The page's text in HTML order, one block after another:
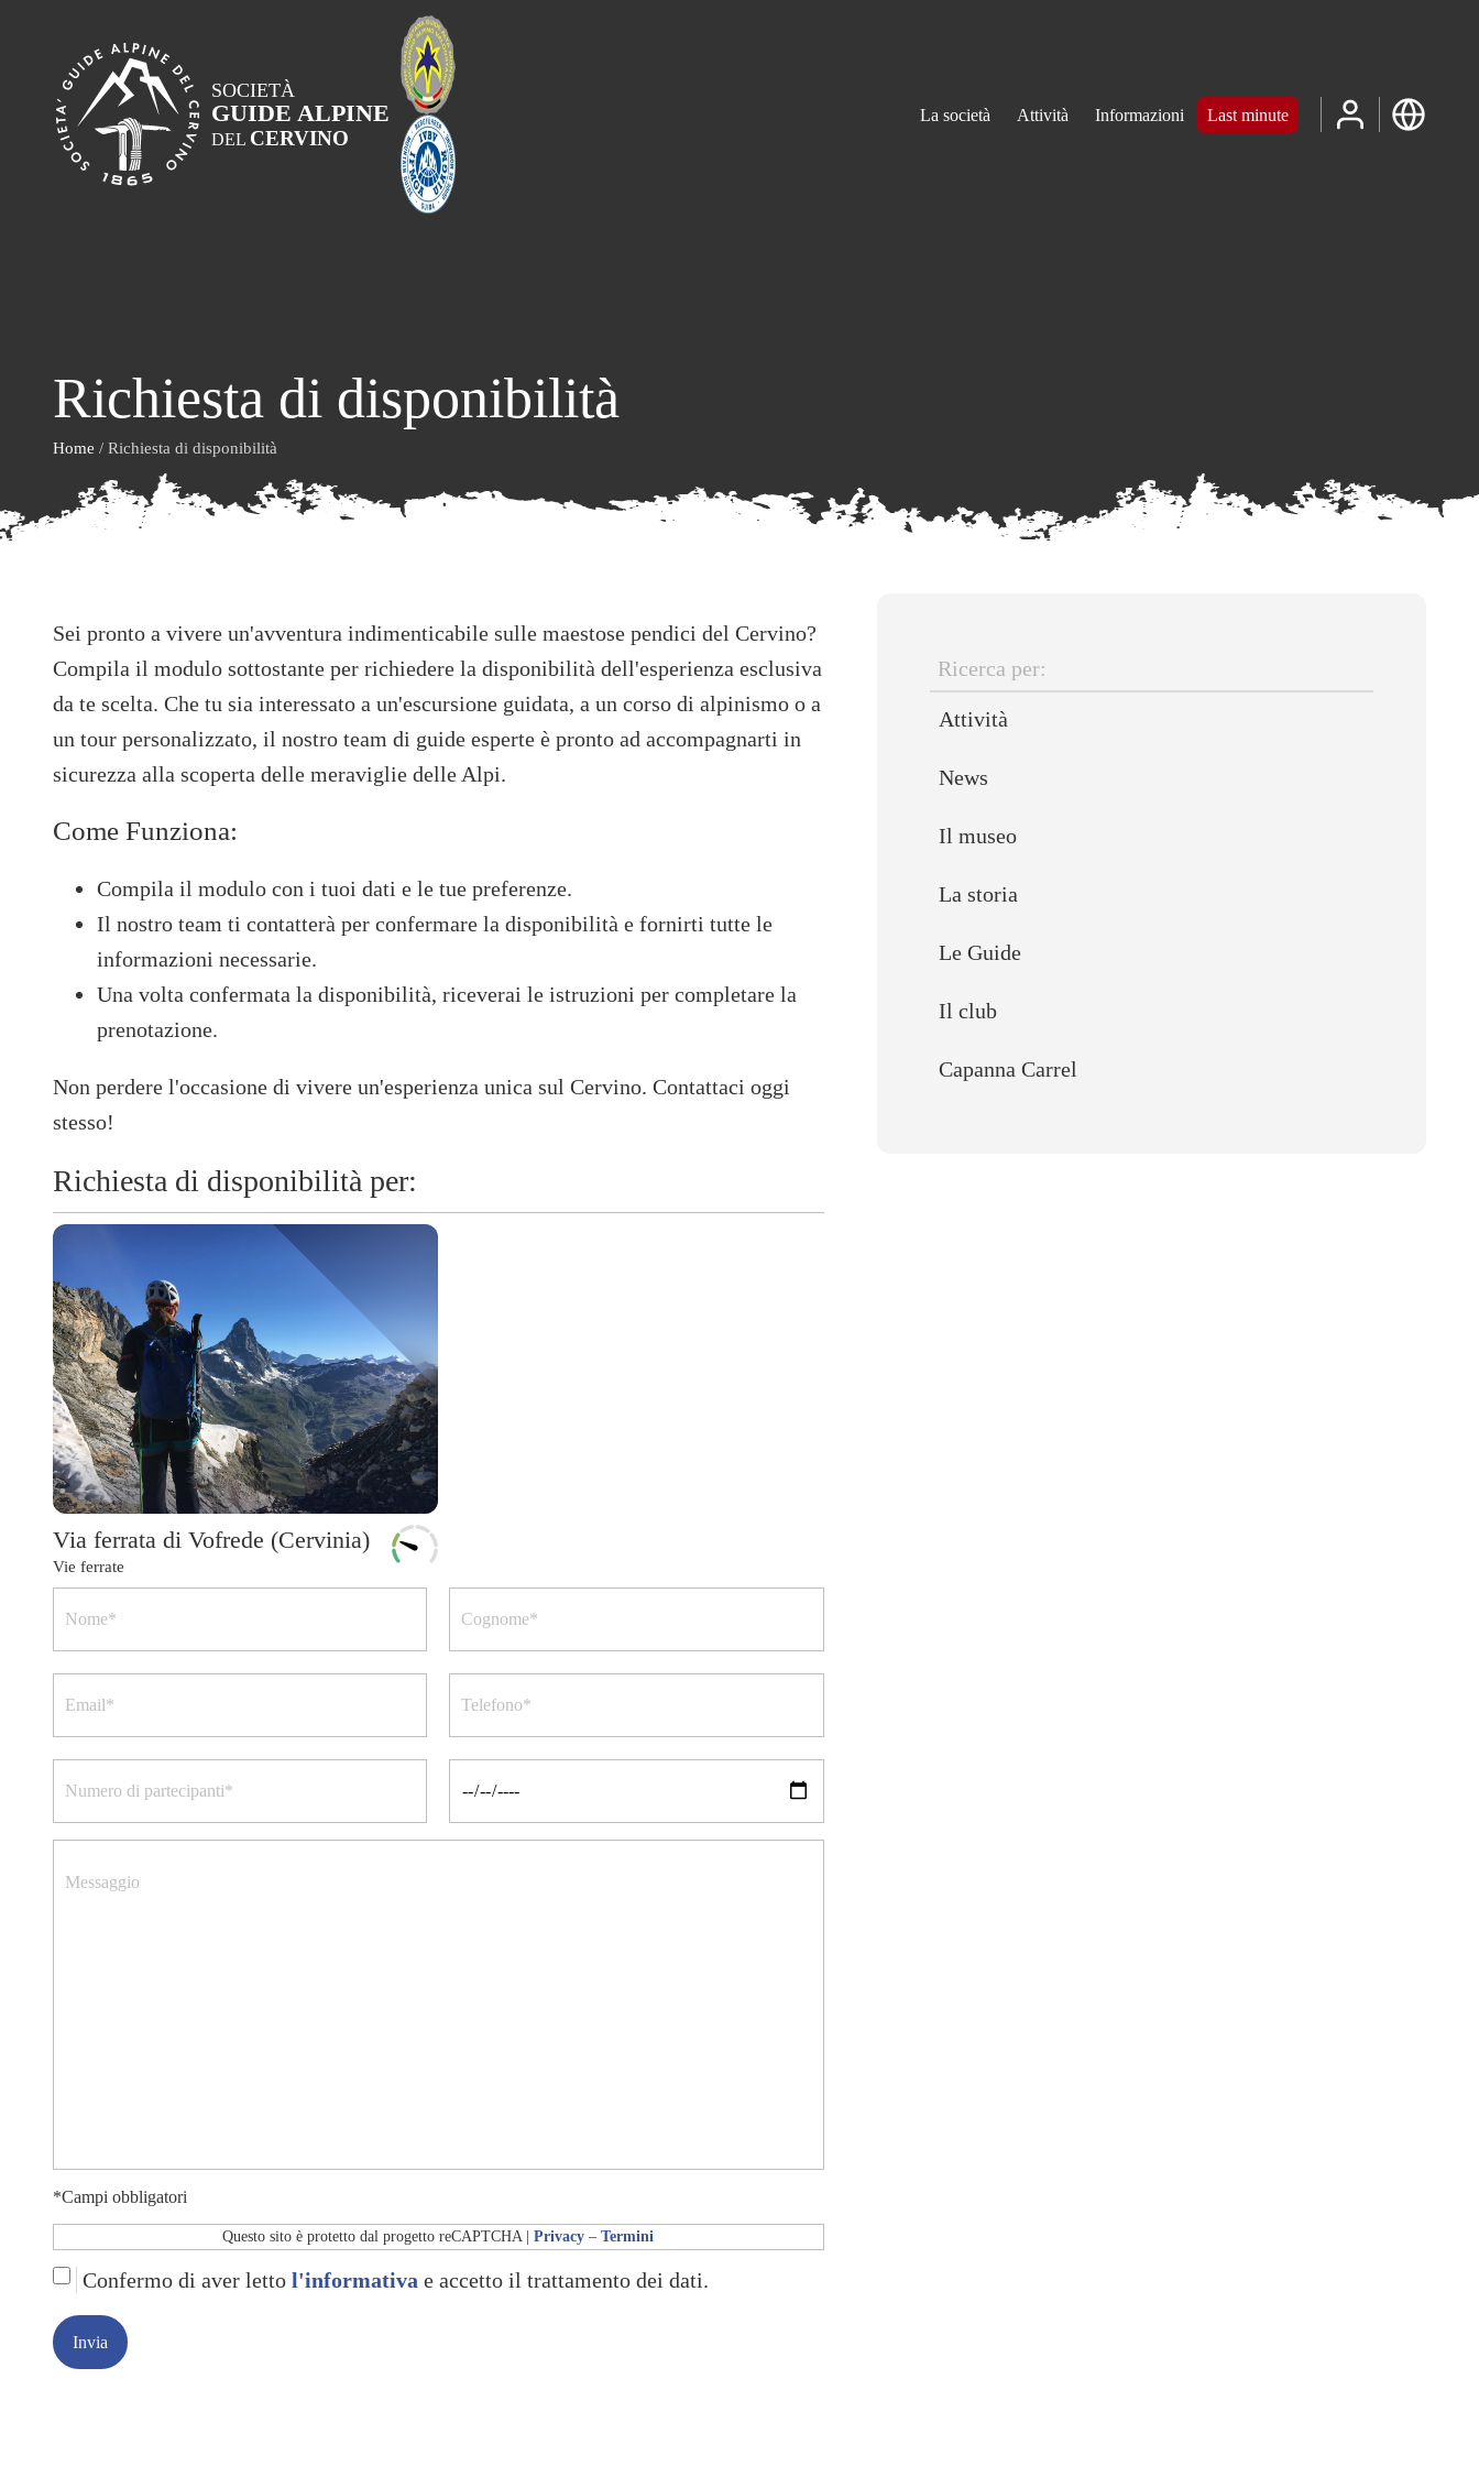
SOCIETÀ
GUIDE ALPINE
DEL CERVINO
La società Attività Informazioni Last minute
Richiesta di disponibilità
Home / Richiesta di disponibilità
Sei pronto a vivere un'avventura indimenticabile sulle maestose pendici del Cervino?
Compila il modulo sottostante per richiedere la disponibilità dell'esperienza esclusiva
da te scelta. Che tu sia interessato a un'escursione guidata, a un corso di alpinismo o a
un tour personalizzato, il nostro team di guide esperte è pronto ad accompagnarti in
sicurezza alla scoperta delle meraviglie delle Alpi.
Come Funziona:
Compila il modulo con i tuoi dati e le tue preferenze.
Il nostro team ti contatterà per confermare la disponibilità e fornirti tutte le
informazioni necessarie.
Una volta confermata la disponibilità, riceverai le istruzioni per completare la
prenotazione.​
Non perdere l'occasione di vivere un'esperienza unica sul Cervino. Contattaci oggi
stesso!
Richiesta di disponibilità per:
Via ferrata di Vofrede (Cervinia)
Vie ferrate
*Campi obbligatori
Questo sito è protetto dal progetto reCAPTCHA |Privacy –Termini
Confermo di aver letto l'informativa e accetto il trattamento dei dati.
Ricerca
per:
Attività
News
Il museo
La storia
Le Guide
Il club
Capanna Carrel